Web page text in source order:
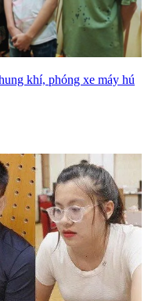
khí, phóng xe máy hú